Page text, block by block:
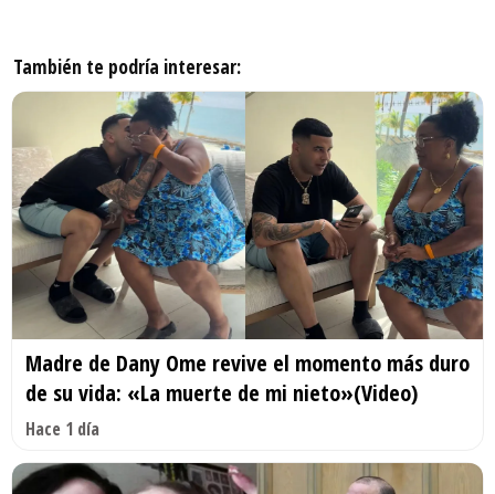
También te podría interesar:
Madre de Dany Ome revive el momento más duro
de su vida: «La muerte de mi nieto»(Video)
Hace 1 día